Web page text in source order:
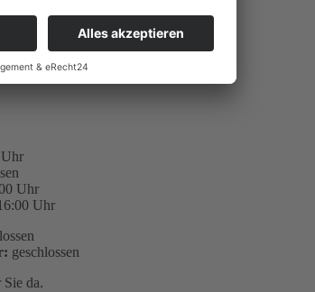
stattfindet.
Uhr
Uhr
geschlossen
da.